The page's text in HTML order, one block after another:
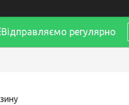
регулярно